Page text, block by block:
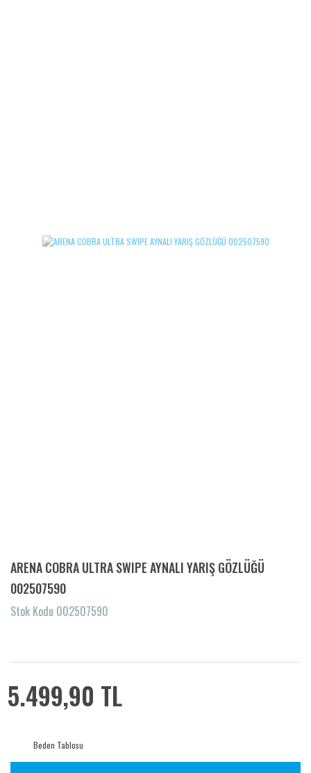
ARENA COBRA ULTRA SWIPE AYNALI YARIŞ GÖZLÜĞÜ
002507590
Stok Kodu 002507590
5.499,90 TL
Beden Tablosu